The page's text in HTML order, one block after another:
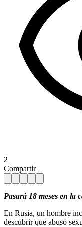
2
Compartir
Pasará 18 meses en la
En Rusia, un hombre
descubrir que abusó